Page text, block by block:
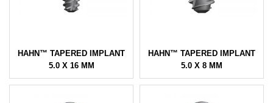
HAHN™ TAPERED IMPLANT
5.0 X 16 MM
HAHN™ TAPERED IMPLANT
5.0 X 8 MM